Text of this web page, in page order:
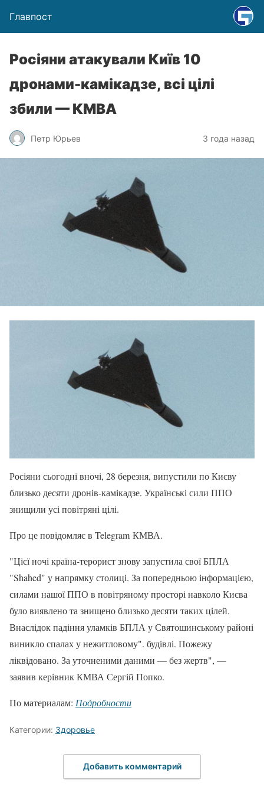
Главпост
Росіяни атакували Київ 10
дронами-камікадзе, всі цілі
збили — КМВА
Петр Юрьев 3 года назад
Росіяни сьогодні вночі, 28 березня, випустили по Києву
близько десяти дронів-камікадзе. Українські сили ППО
знищили усі повітряні цілі.
Про це повідомляє в Telegram КМВА.
"Цієї ночі країна-терорист знову запустила свої БПЛА
"Shahed" у напрямку столиці. За попередньою інформацією,
силами нашої ППО в повітряному просторі навколо Києва
було виявлено та знищено близько десяти таких цілей.
Внаслідок падіння уламків БПЛА у Святошинському районі
виникло спалах у нежитловому". будівлі. Пожежу
ліквідовано. За уточненими даними — без жертв", —
заявив керівник КМВА Сергій Попко.
По материалам: Подробности
Категории: Здоровье
Добавить комментарий